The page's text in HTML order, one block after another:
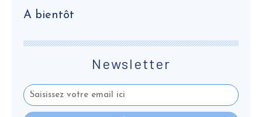
Newsletter
A bientôt